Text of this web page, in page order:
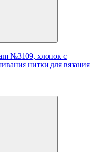
№3109, хлопок с
нитки для вязания